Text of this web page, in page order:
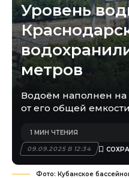
Уровень
метров
Водоём наполнен на
от его общей
09.09.2025 В 12:34
1 МИН ЧТЕНИЯ
Фото: Кубанское